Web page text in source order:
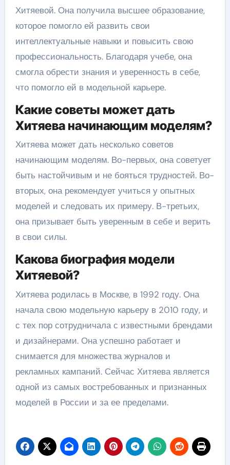
Хитяевой. Она получила высшее образование,
которое помогло ей развить свои
интеллектуальные навыки и повысить свою
профессиональность. Благодаря учебе, она
смогла обрести знания и уверенность в себе,
что помогло ей в модельной карьере.
Какие советы может дать
Хитяева начинающим моделям?
Хитяева может дать несколько советов
начинающим моделям. Во-первых, она советует
быть настойчивым и не бояться трудностей. Во-
вторых, она рекомендует учиться у опытных
моделей и следовать их примеру. В-третьих,
она призывает быть уверенным в себе и верить
в свои силы.
Какова биография модели
Хитяевой?
Хитяева родилась в Москве, в 1992 году. Она
начала свою модельную карьеру в 2010 году, и
с тех пор сотрудничала с известными брендами
и дизайнерами. Она успешно работает и
снимается для множества журналов и
рекламных кампаний. Сейчас Хитяева является
одной из самых востребованных и признанных
моделей в России и за ее пределами.